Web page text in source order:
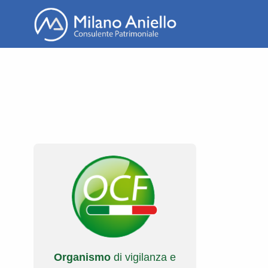
Organismo di vigilanza e